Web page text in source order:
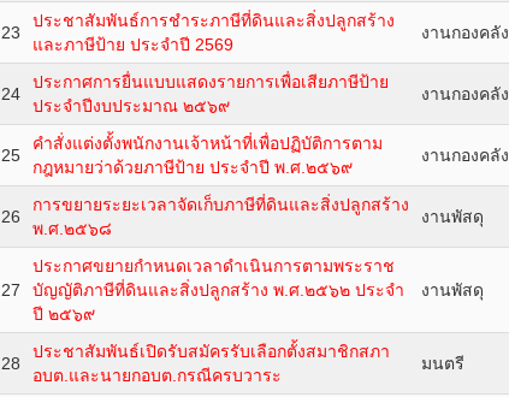
23
ประชาสัมพันธ์การชำระภาษีที่ดินและสิ่งปลูกสร้าง
และภาษีป้าย ประจำปี 2569
งานกองคลัง
24
ประกาศการยื่นแบบแสดงรายการเพื่อเสียภาษีป้าย
ประจำปีงบประมาณ ๒๕๖๙
งานกองคลัง
25
คำสั่งแต่งตั้งพนักงานเจ้าหน้าที่เพื่อปฏิบัติการตาม
กฎหมายว่าด้วยภาษีป้าย ประจำปี พ.ศ.๒๕๖๙
งานกองคลัง
26
การขยายระยะเวลาจัดเก็บภาษีที่ดินและสิ่งปลูกสร้าง
พ.ศ.๒๕๖๘
งานพัสดุ
27
ประกาศขยายกำหนดเวลาดำเนินการตามพระราช
บัญญัติภาษีที่ดินและสิ่งปลูกสร้าง พ.ศ.๒๕๖๒ ประจำ
ปี ๒๕๖๙
งานพัสดุ
28
ประชาสัมพันธ์เปิดรับสมัครรับเลือกตั้งสมาชิกสภา
อบต.และนายกอบต.กรณีครบวาระ
มนตรี